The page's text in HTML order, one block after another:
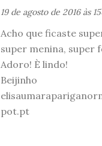
19 de agosto de 2016 às
Acho que ficaste
super menina, super
Adoro! È lindo!
Beijinho
pot.pt